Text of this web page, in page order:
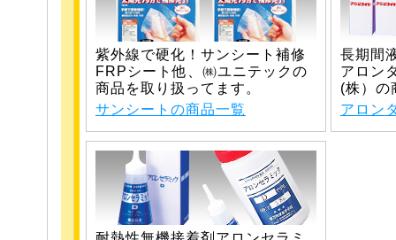
紫外線で硬化！サンシート補修
FRPシート他、㈱ユニテックの
商品を取り扱ってます。
サンシートの商品一覧
長期間
アロン
(株）の
アロン